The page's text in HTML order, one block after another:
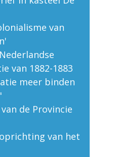
van
van 1882-1883
meer binden
de Provincie
van het